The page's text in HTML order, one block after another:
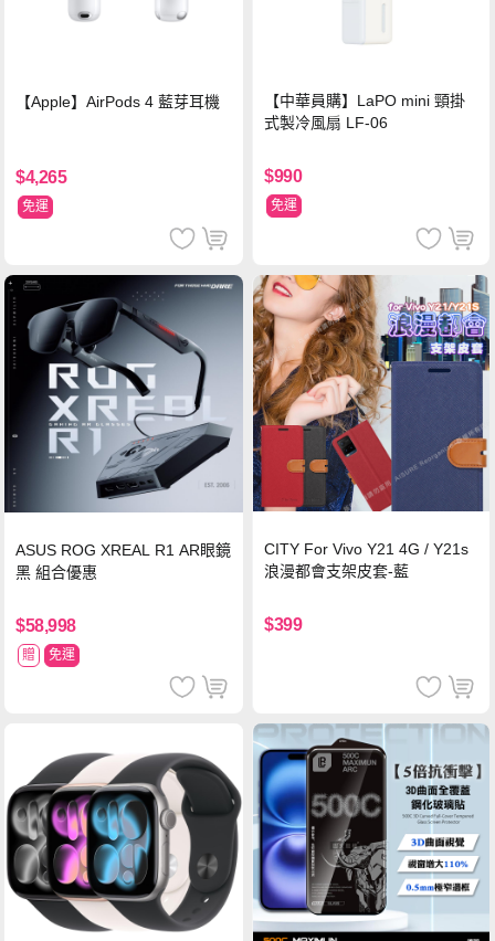
【Apple】AirPods 4 藍芽耳機
$4,265
免運
【中華員購】LaPO mini 頸掛
式製冷風扇 LF-06
$990
免運
ASUS ROG XREAL R1 AR眼鏡
黑 組合優惠
$58,998
贈 免運
CITY For Vivo Y21 4G / Y21s
浪漫都會支架皮套-藍
$399